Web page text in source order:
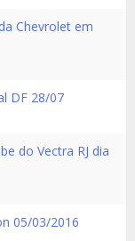
Chevrolet em
DF 28/07
do Vectra RJ dia
05/03/2016